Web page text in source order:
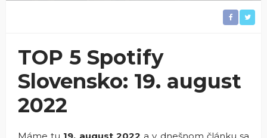
TOP 5 Spotify
Slovensko: 19. august
2022